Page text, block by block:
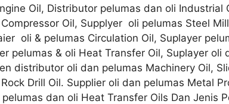
Oil, Distributor pelumas dan oli
Oil, Supplyer oli pelumas Steel
oli & pelumas Circulation Oil, Suplayer
pelumas & oli Heat Transfer Oil, Suplayer
distributor oli dan pelumas Machinery Oil,
Drill Oil. Supplier oli dan pelumas Metal
pelumas dan oli Heat Transfer Oils Dan Jenis